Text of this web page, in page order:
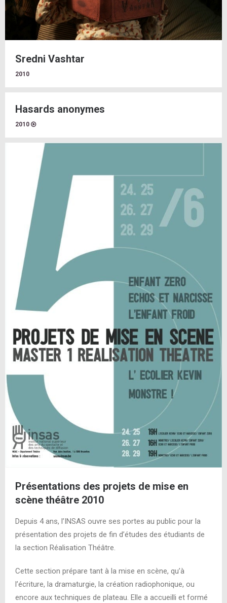
Sredni Vashtar
2010
Hasards anonymes
2010
Présentations des projets de mise en
scène théâtre 2010
Depuis 4 ans, l’INSAS ouvre ses portes au public pour la
présentation des projets de fin d’études des étudiants de
la section Réalisation Théâtre.
Cette section prépare tant à la mise en scène, qu’à
l’écriture, la dramaturgie, la création radiophonique, ou
encore aux techniques de plateau. Elle a accueilli et formé